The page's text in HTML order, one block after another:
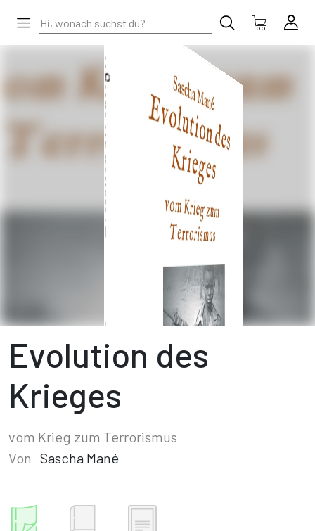
Evolution des
Krieges
vom Krieg zum Terrorismus
Von Sascha Mané